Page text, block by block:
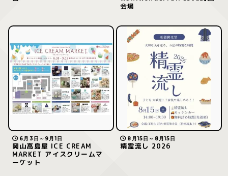
会場
6月3日～9月1日
岡山高島屋 ICE CREAM
MARKET アイスクリームマ
ーケット
8月15日～8月15日
精霊流し 2026